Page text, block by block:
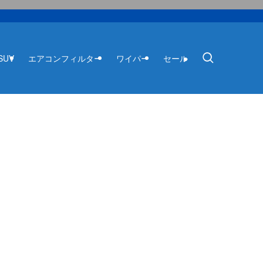
エアコンフィルター ワイパー セール